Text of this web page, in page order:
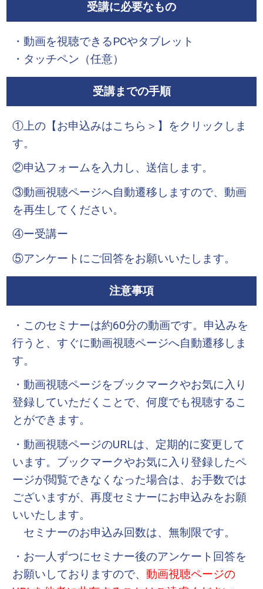
受講に必要なもの
・動画を視聴できるPCやタブレット
・タッチペン（任意）
受講までの手順
①上の【お申込みはこちら＞】をクリックしま
す。
②申込フォームを入力し、送信します。
③動画視聴ページへ自動遷移しますので、動画
を再生してください。
④ー受講ー
⑤アンケートにご回答をお願いいたします。
注意事項
・このセミナーは約60分の動画です。申込みを
行うと、すぐに動画視聴ページへ自動遷移しま
す。
・動画視聴ページをブックマークやお気に入り
登録していただくことで、何度でも視聴するこ
とができます。
・動画視聴ページのURLは、定期的に変更して
います。ブックマークやお気に入り登録したペ
ージが閲覧できなくなった場合は、お手数では
ございますが、再度セミナーにお申込みをお願
いいたします。
セミナーのお申込み回数は、無制限です。
・お一人ずつにセミナー後のアンケート回答を
お願いしておりますので、 動画視聴ページの